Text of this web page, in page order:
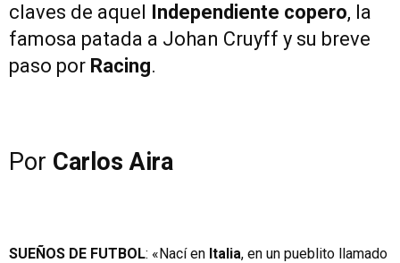
claves de aquel Independiente copero, la
famosa patada a Johan Cruyff y su breve
paso por Racing.
Por Carlos Aira
SUEÑOS DE FUTBOL: «Nací en Italia, en un pueblito llamado